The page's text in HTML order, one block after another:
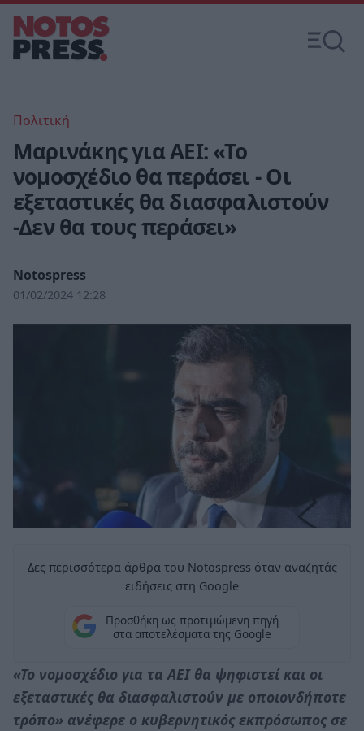
Πολιτική
Μαρινάκης για ΑΕΙ: «Το
νομοσχέδιο θα περάσει - Οι
εξεταστικές θα διασφαλιστούν
-Δεν θα τους περάσει»
Notospress
01/02/2024 12:28
Δες περισσότερα άρθρα του Notospress όταν αναζητάς
ειδήσεις στη Google
Προσθήκη ως προτιμώμενη πηγή
στα αποτελέσματα της Google
«Το νομοσχέδιο για τα ΑΕΙ θα ψηφιστεί και οι
εξεταστικές θα διασφαλιστούν με οποιονδήποτε
τρόπο» ανέφερε ο κυβερνητικός εκπρόσωπος σε